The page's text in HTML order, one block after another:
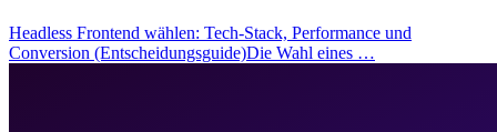
Headless Frontend wählen: Tech-Stack, Performance und
Conversion (Entscheidungsguide)Die Wahl eines …